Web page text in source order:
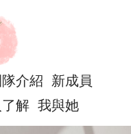
隊介紹
新成員
解 我與她